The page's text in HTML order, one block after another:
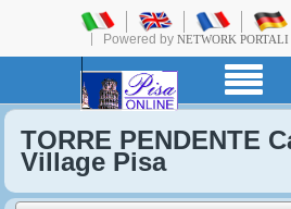
Powered by NETWORK PORTALI
TORRE PENDENTE
Village Pisa